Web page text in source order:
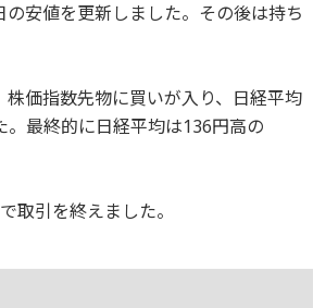
安値を更新しました。その後は持ち
価指数先物に買いが入り、日経平均
最終的に日経平均は136円高の
取引を終えました。